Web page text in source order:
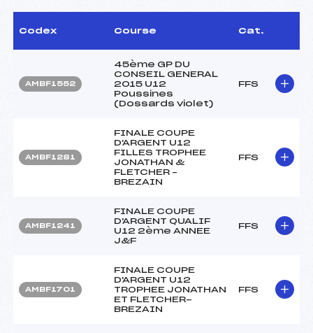
Codex Course Cat.
AMBF1552
45ème GP DU
CONSEIL GENERAL
2015 U12
Poussines
(Dossards violet)
FFS
AMBF1281
FINALE COUPE
D'ARGENT U12
FILLES TROPHEE
JONATHAN &
FLETCHER –
BREZAIN
FFS
AMBF1241
FINALE COUPE
D'ARGENT QUALIF
U12 2ème ANNEE
J&F
FFS
AMBF1701
FINALE COUPE
D'ARGENT U12
TROPHEE JONATHAN
ET FLETCHER-
BREZAIN
FFS